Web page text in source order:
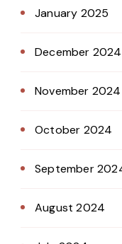
January 2025
December 2024
November 2024
October 2024
September
August 2024